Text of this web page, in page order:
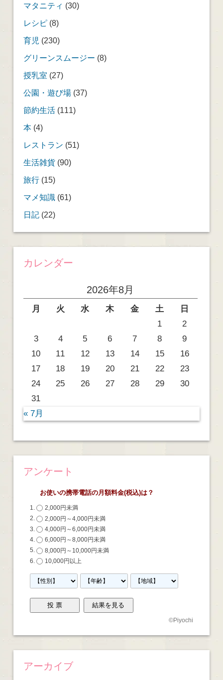
マタニティ (30)
レシピ(8)
育児 (230)
グリーンスムージー (8)
授乳室 (27)
公園・遊び場(37)
節約生活(111)
本(4)
レストラン (51)
生活雑貨(90)
旅行(15)
マメ知識 (61)
日記 (22)
カレンダー
2026年8月
月 火 水 木 金 土
日
1
2
3
4 5 6 7 8
9
10
11 12 13 14 15
16
17
18 19 20 21 22
23
24
25 26 27 28 29
30
31
« 7月
アンケート
お使いの携帯電話の月額料金(税込)は？
2,000円未満
2,000円～4,000円未満
4,000円～6,000円未満
6,000円～8,000円未満
8,000円～10,000円未満
10,000円以上
©Piyochi
アーカイブ